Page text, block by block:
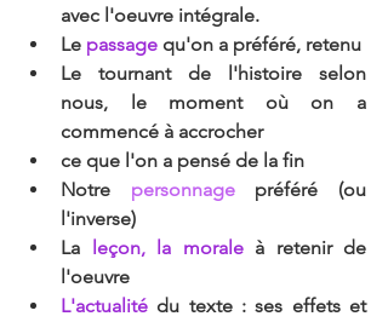
avec l'oeuvre intégrale.
Le passage qu'on a préféré, retenu
Le tournant de l'histoire selon
nous, le moment où on a
commencé à accrocher
ce que l'on a pensé de la fin
Notre personnage préféré (ou
l'inverse)
La leçon, la morale à retenir de
l'oeuvre
L'actualité du texte : ses effets et